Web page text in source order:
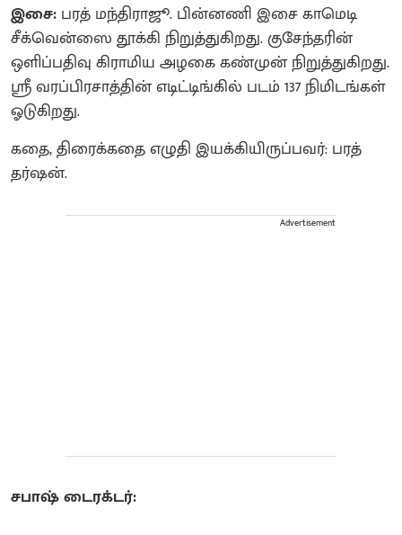
இசை: பரத் மந்திராஜூ. பின்னணி இசை காமெடி
சீக்வென்ஸை தூக்கி நிறுத்துகிறது. குசேந்தரின்
ஒளிப்பதிவு கிராமிய அழகை கண்முன் நிறுத்துகிறது.
ஸ்ரீ வரப்பிரசாத்தின் எடிட்டிங்கில் படம் 137 நிமிடங்கள்
ஓடுகிறது.
கதை, திரைக்கதை எழுதி இயக்கியிருப்பவர்: பரத்
தர்ஷன்.
Advertisement
சபாஷ் டைரக்டர்: